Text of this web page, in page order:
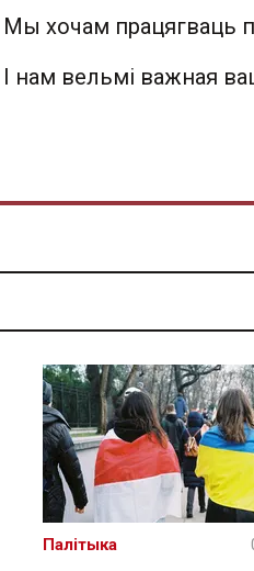
Мы хочам працягваць
І нам вельмі важная
Палітыка